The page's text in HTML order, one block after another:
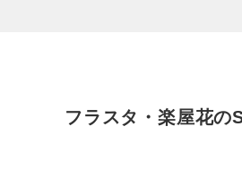
フラスタ・楽屋花の